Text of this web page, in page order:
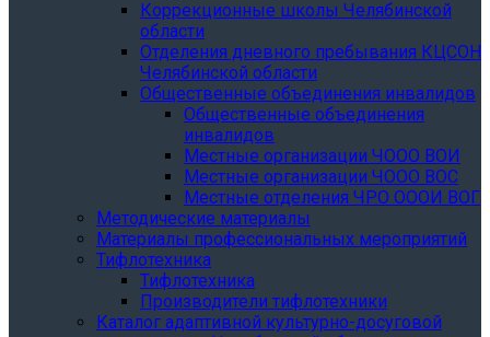
Коррекционные школы Челябинской
области
Отделения дневного пребывания КЦСОН
Челябинской области
Общественные объединения инвалидов
Общественные объединения
инвалидов
Местные организации ЧООО ВОИ
Местные организации ЧООО ВОС
Местные отделения ЧРО ОООИ ВОГ
Методические материалы
Материалы профессиональных мероприятий
Тифлотехника
Тифлотехника
Производители тифлотехники
Каталог адаптивной культурно-досуговой